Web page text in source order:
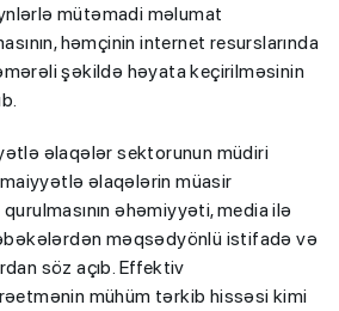
mütəmadi məlumat
həmçinin internet resurslarında
şəkildə həyata keçirilməsinin
əlaqələr sektorunun müdiri
əlaqələrin müasir
əhəmiyyəti, media ilə
məqsədyönlü istifadə və
söz açıb. Effektiv
mühüm tərkib hissəsi kimi